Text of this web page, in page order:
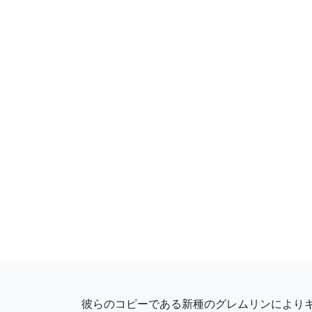
彼らのコピーである新種のグレムリンにより